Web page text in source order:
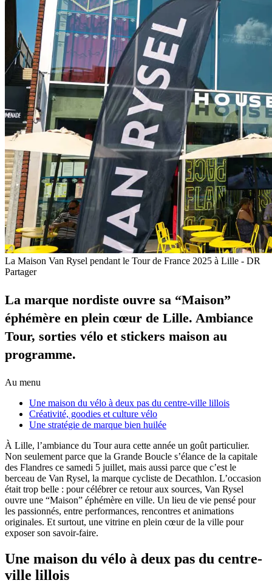
La Maison Van Rysel pendant le Tour de France 2025 à Lille - DR
Partager
La marque nordiste ouvre sa “Maison”
éphémère en plein cœur de Lille. Ambiance
Tour, sorties vélo et stickers maison au
programme.
Au menu
Une maison du vélo à deux pas du centre-ville lillois
Créativité, goodies et culture vélo
Une stratégie de marque bien huilée
À Lille, l’ambiance du Tour aura cette année un goût particulier.
Non seulement parce que la Grande Boucle s’élance de la capitale
des Flandres ce samedi 5 juillet, mais aussi parce que c’est le
berceau de Van Rysel, la marque cycliste de Decathlon. L’occasion
était trop belle : pour célébrer ce retour aux sources, Van Rysel
ouvre une “Maison” éphémère en ville. Un lieu de vie pensé pour
les passionnés, entre performances, rencontres et animations
originales. Et surtout, une vitrine en plein cœur de la ville pour
exposer son savoir-faire.
Une maison du vélo à deux pas du centre-
ville lillois